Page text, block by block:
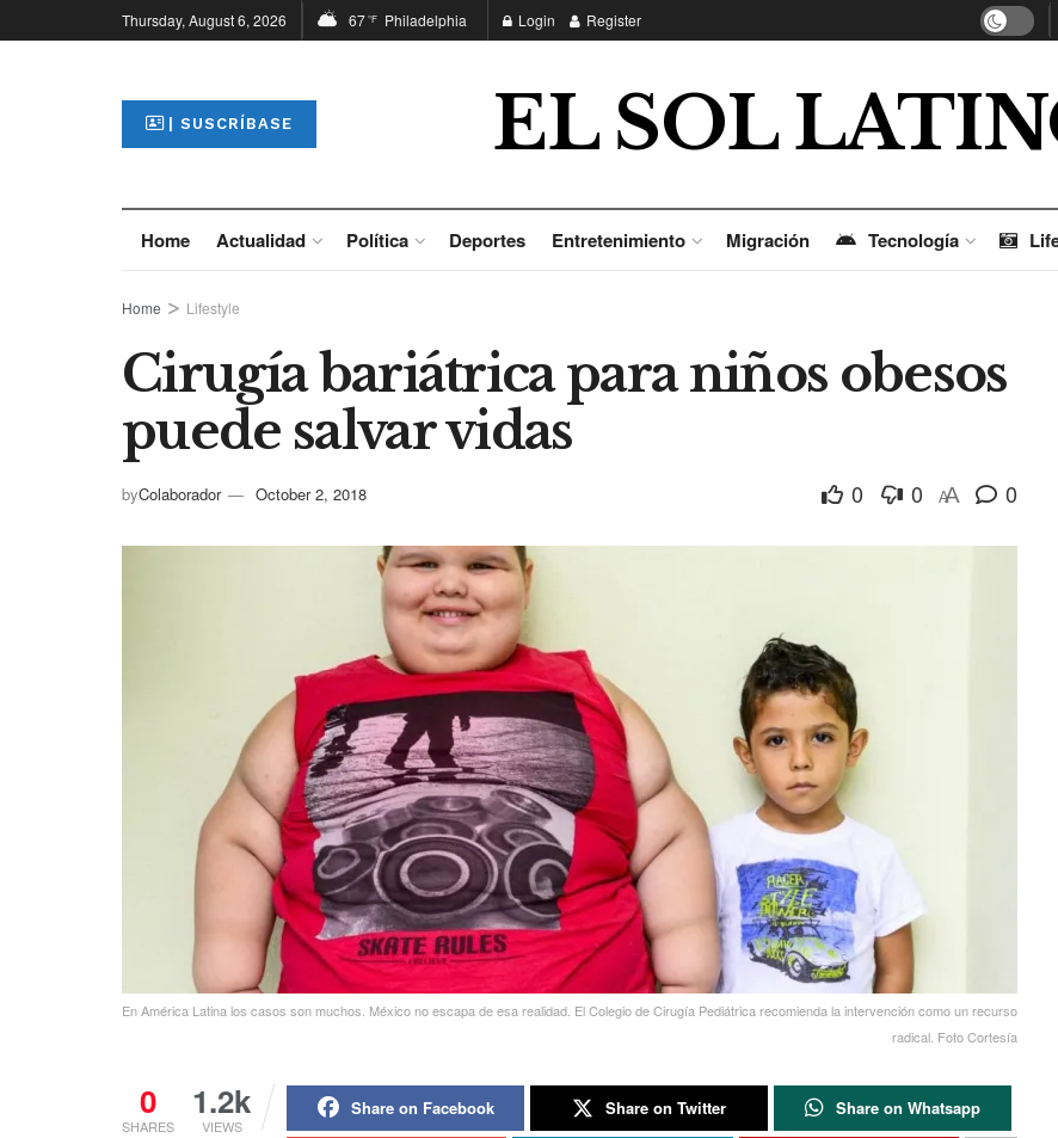
Thursday, August 6, 2026 67°F Philadelphia Login Register
| SUSCRÍBASE EL SOL
Home Actualidad Política Deportes Entretenimiento Migración Tecnología
Home Lifestyle
Cirugía bariátrica para niños obesos
puede salvar vidas
byColaborador October 2, 2018 0 0 AA 0
En América Latina los casos son muchos. México no escapa de esa realidad. El Colegio de Cirugía Pediátrica recomienda la intervención como un recurso
radical. Foto Cortesía
0
SHARES
1.2k
VIEWS
Share on Facebook Share on Twitter Share on Whatsapp